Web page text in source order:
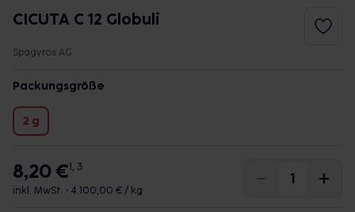
CICUTA C 12 Globuli
Spagyros AG
Packungsgröße
2 g
8,20 €1, 3
inkl. MwSt. • 4.100,00 € / kg